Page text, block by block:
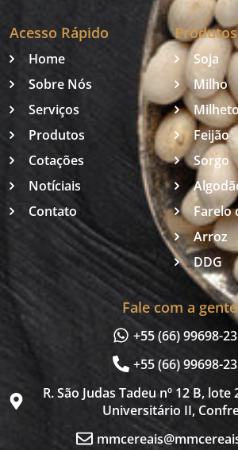
Acesso Rápido
Home
Sobre Nós
Serviços
Produtos
Cotações
Notíciais
Contato
Soja
Milho
Feijão
Sorgo
Farelo
Arroz
DDG
Fale com a gente
+55 (66) 99698-
+55 (66) 99698-
R. São Judas Tadeu nº 12 B,
Universitário II,